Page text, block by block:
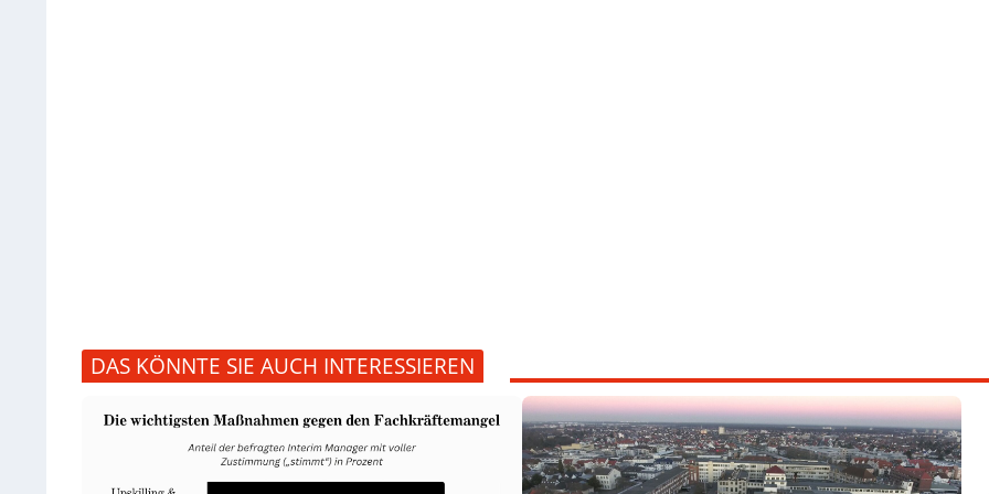
DAS KÖNNTE SIE AUCH INTERESSIEREN